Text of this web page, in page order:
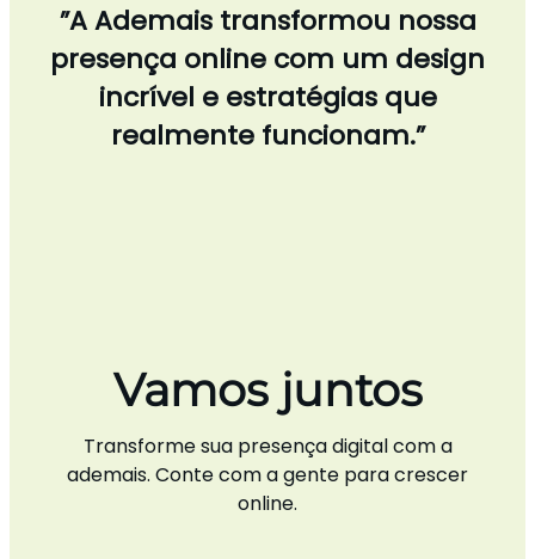
”A Ademais transformou nossa
presença online com um design
incrível e estratégias que
realmente funcionam.”
Vamos juntos
Transforme sua presença digital com a
ademais. Conte com a gente para crescer
online.